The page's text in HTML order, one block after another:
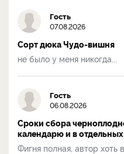
Гость
07.08.2026
Сорт дюка Чудо-вишня
не было у меня никогда...
Гость
06.08.2026
Сроки сбора
календарю и в
Фигня полная, автор хоть